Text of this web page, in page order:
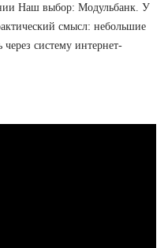
Наш выбор: Модульбанк. У
смысл: небольшие
систему интернет-